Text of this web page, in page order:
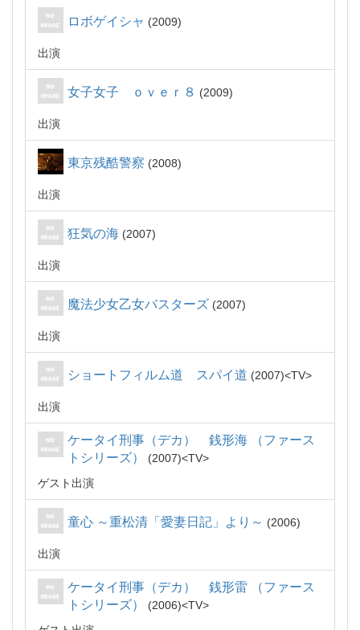
ロボゲイシャ 2009
出演
女子女子 ｏｖｅｒ８ 2009
出演
東京残酷警察 2008
出演
狂気の海 2007
出演
魔法少女乙女バスターズ 2007
出演
ショートフィルム道 スパイ道 2007 TV
出演
ケータイ刑事（デカ） 銭形海 （ファース
トシリーズ）
2007
TV
ゲスト出演
童心 ～重松清「愛妻日記」より～ 2006
出演
ケータイ刑事（デカ） 銭形雷 （ファース
トシリーズ）
2006
TV